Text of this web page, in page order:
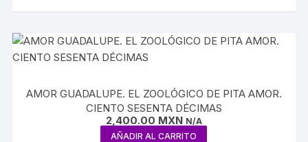
AMOR GUADALUPE. EL ZOOLÓGICO DE PITA AMOR.
CIENTO SESENTA DÉCIMAS
2,400.00 MXN N/A
AÑADIR AL CARRITO